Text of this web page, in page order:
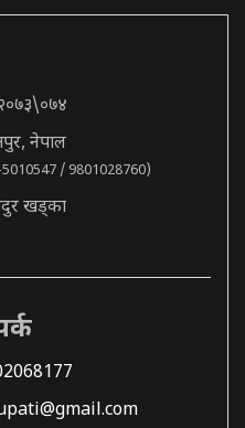
नेपाल
/ 9801028760)
खड्का